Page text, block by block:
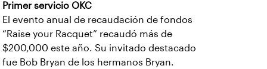
Primer servicio OKC
El evento anual de recaudación de fondos
“Raise your Racquet” recaudó más de
$200,000 este año. Su invitado destacado
fue Bob Bryan de los hermanos Bryan.